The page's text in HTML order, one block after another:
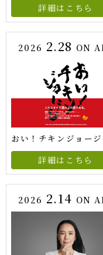
詳細はこちら
2026 2.28 ON
おい！チキンジョージ
詳細はこちら
2026 2.14 ON